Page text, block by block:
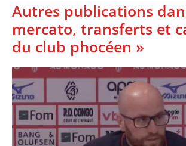
Autres publications
mercato, transferts et
du club phocéen »